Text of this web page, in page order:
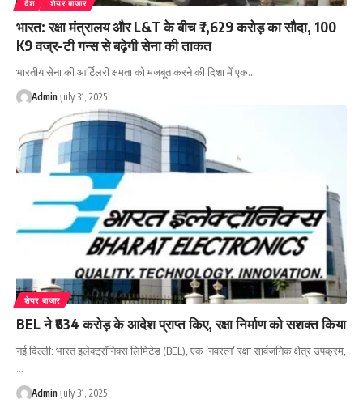
देश शेयर बाजार
भारत: रक्षा मंत्रालय और L&T के बीच ₹7,629 करोड़ का सौदा, 100
K9 वज्र-टी गन्स से बढ़ेगी सेना की ताकत
भारतीय सेना की आर्टिलरी क्षमता को मजबूत करने की दिशा में एक…
Admin July 31, 2025
शेयर बाजार
BEL ने ₹634 करोड़ के आदेश प्राप्त किए, रक्षा निर्माण को सशक्त किया
नई दिल्ली: भारत इलेक्ट्रॉनिक्स लिमिटेड (BEL), एक ‘नवरत्न’ रक्षा सार्वजनिक क्षेत्र उपक्रम,
…
Admin July 31, 2025